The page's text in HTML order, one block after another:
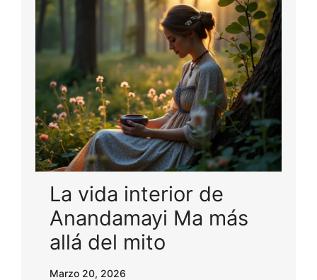
La vida interior de
Anandamayi Ma más
allá del mito
Marzo 20, 2026